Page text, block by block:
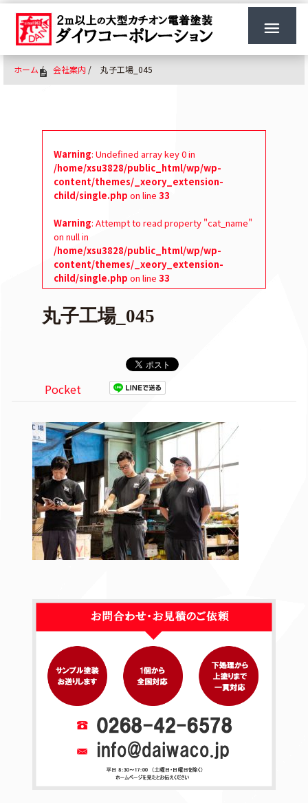
ホーム/ 会社案内 / 丸子工場_045
Warning: Undefined array key 0 in
/home/xsu3828/public_html/wp/wp-
content/themes/_xeory_extension-
child/single.php on line 33
Warning: Attempt to read property "cat_name"
on null in
/home/xsu3828/public_html/wp/wp-
content/themes/_xeory_extension-
child/single.php on line 33
丸子工場_045
Pocket